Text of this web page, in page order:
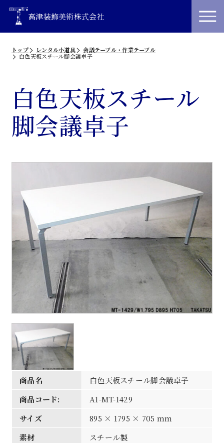
高津装飾美術株式会社
トップ レンタル小道具
会議テーブル・作業テーブル
白色天板スチール脚会議卓子
白色天板スチール
脚会議卓子
商品名
白色天板スチール脚会議卓子
商品コード:
A1-MT-1429
サイズ
895 × 1795 × 705 mm
素材
スチール製